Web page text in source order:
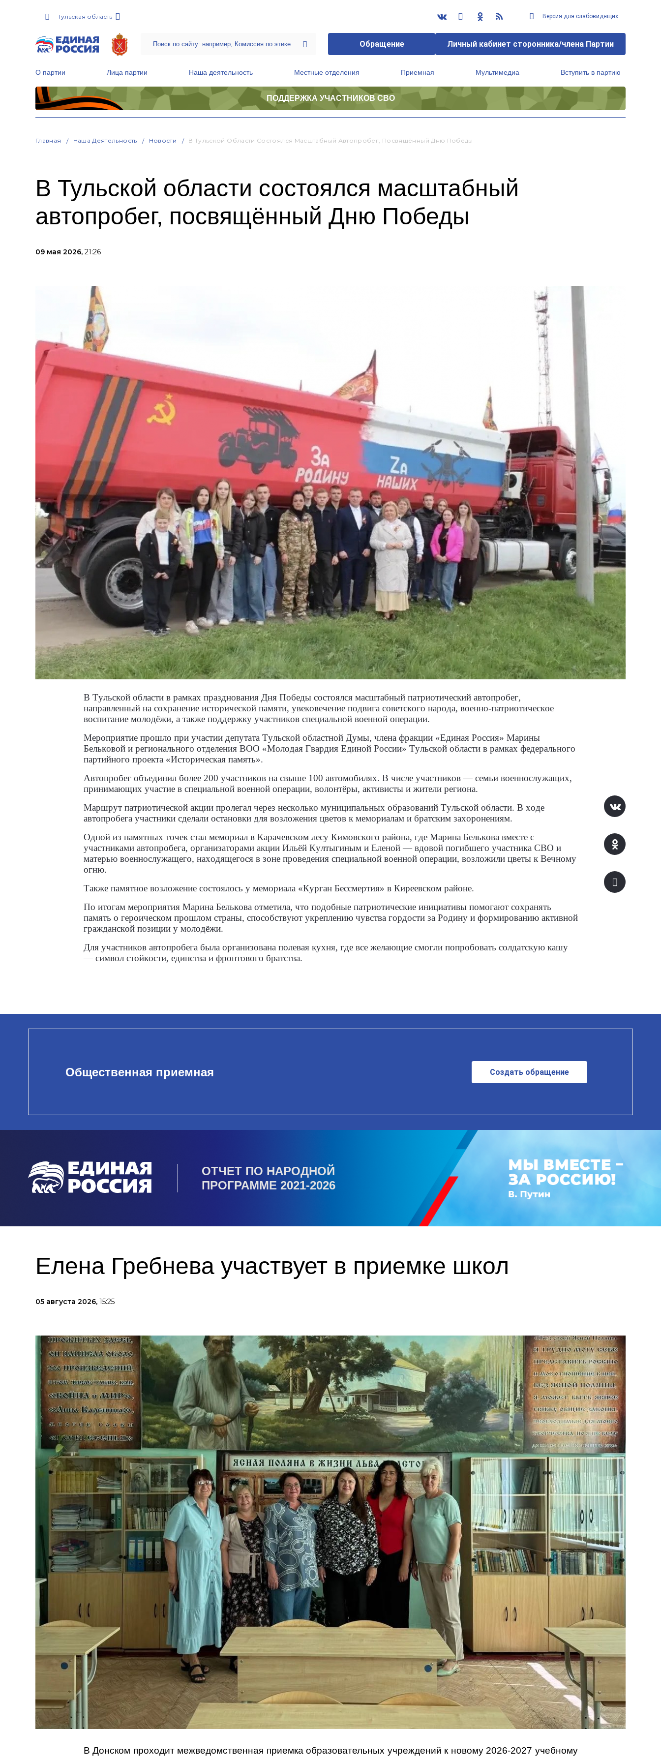
Тульская область Версия для слабовидящих
Обращение Личный кабинет сторонника/члена Партии
О партии Лица партии Наша деятельность Местные отделения Приемная Мультимедиа Вступить в партию
ПОДДЕРЖКА УЧАСТНИКОВ СВО
Главная Наша Деятельность Новости В Тульской Области Состоялся Масштабный Автопробег, Посвящённый Дню Победы
В Тульской области состоялся масштабный
автопробег, посвящённый Дню Победы
09 мая 2026, 21:26
В Тульской области в рамках празднования Дня Победы состоялся масштабный патриотический автопробег,
направленный на сохранение исторической памяти, увековечение подвига советского народа, военно-патриотическое
воспитание молодёжи, а также поддержку участников специальной военной операции.
Мероприятие прошло при участии депутата Тульской областной Думы, члена фракции «Единая Россия» Марины
Бельковой и регионального отделения ВОО «Молодая Гвардия Единой России» Тульской области в рамках федерального
партийного проекта «Историческая память».
Автопробег объединил более 200 участников на свыше 100 автомобилях. В числе участников — семьи военнослужащих,
принимающих участие в специальной военной операции, волонтёры, активисты и жители региона.
Маршрут патриотической акции пролегал через несколько муниципальных образований Тульской области. В ходе
автопробега участники сделали остановки для возложения цветов к мемориалам и братским захоронениям.
Одной из памятных точек стал мемориал в Карачевском лесу Кимовского района, где Марина Белькова вместе с
участниками автопробега, организаторами акции Ильёй Култыгиным и Еленой — вдовой погибшего участника СВО и
матерью военнослужащего, находящегося в зоне проведения специальной военной операции, возложили цветы к Вечному
огню.
Также памятное возложение состоялось у мемориала «Курган Бессмертия» в Киреевском районе.
По итогам мероприятия Марина Белькова отметила, что подобные патриотические инициативы помогают сохранять
память о героическом прошлом страны, способствуют укреплению чувства гордости за Родину и формированию активной
гражданской позиции у молодёжи.
Для участников автопробега была организована полевая кухня, где все желающие смогли попробовать солдатскую кашу
— символ стойкости, единства и фронтового братства.
Общественная приемная Создать обращение
ОТЧЕТ ПО НАРОДНОЙ
ПРОГРАММЕ 2021-2026
Елена Гребнева участвует в приемке школ
05 августа 2026, 15:25
В Донском проходит межведомственная приемка образовательных учреждений к новому 2026-2027 учебному